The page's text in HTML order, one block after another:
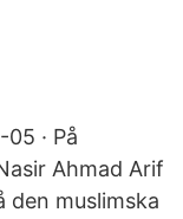
· På
Ahmad Arif
muslimska